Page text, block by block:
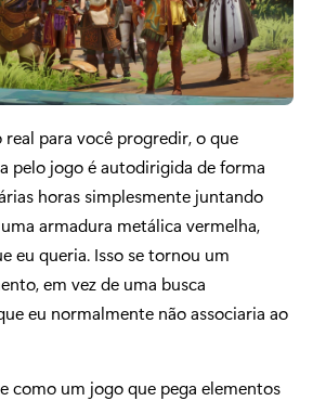
real para você progredir, o que
pelo jogo é autodirigida de forma
horas simplesmente juntando
armadura metálica vermelha,
eu queria. Isso se tornou um
em vez de uma busca
eu normalmente não associaria ao
como um jogo que pega elementos